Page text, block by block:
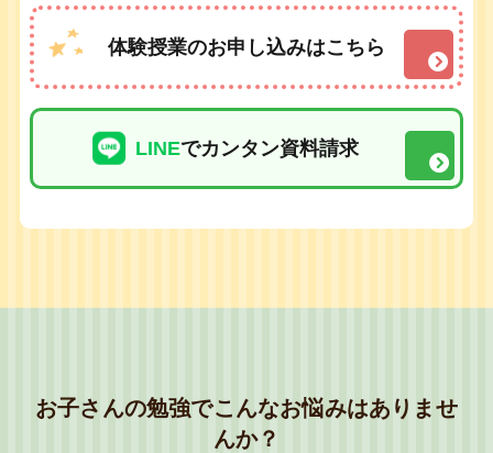
体験授業のお申し込みはこちら
LINEでカンタン資料請求
お子さんの勉強でこんなお悩みはありませ
んか？